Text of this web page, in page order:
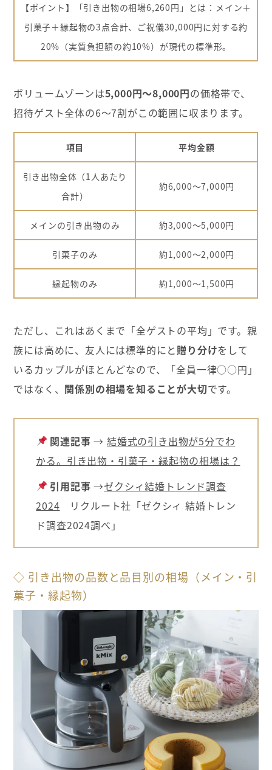
【ポイント】「引き出物の相場6,260円」とは：メイン＋
引菓子＋縁起物の3点合計、ご祝儀30,000円に対する約
20%（実質負担額の約10%）が現代の標準形。
ボリュームゾーンは5,000円～8,000円の価格帯で、
招待ゲスト全体の6～7割がこの範囲に収まります。
項目 平均金額
引き出物全体（1人あたり
合計）
約6,000～7,000円
メインの引き出物のみ 約3,000～5,000円
引菓子のみ 約1,000～2,000円
縁起物のみ 約1,000～1,500円
ただし、これはあくまで「全ゲストの平均」です。親
族には高めに、友人には標準的にと 贈り分けをして
いるカップルがほとんどなので、「全員一律○○円」
ではなく、 関係別の相場を知ることが大切です。
関連記事 →結婚式の引き出物が5分でわ
かる。引き出物・引菓子・縁起物の相場は？
引用記事 →ゼクシィ結婚トレンド調査
2024 リクルート社「ゼクシィ 結婚トレン
ド調査2024調べ」
◇ 引き出物の品数と品目別の相場（メイン・引
菓子・縁起物）